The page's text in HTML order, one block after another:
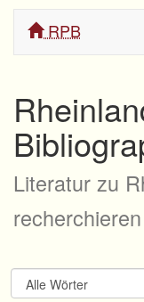
RPB
Literatur zu
recherchieren